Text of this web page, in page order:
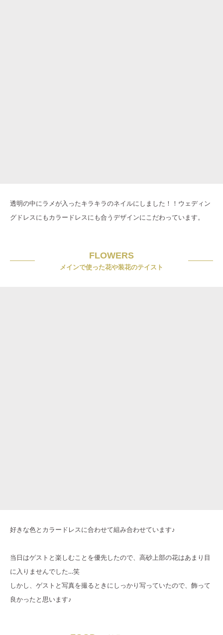
透明の中にラメが入ったキラキラのネイルにしました！！ウェディン
グドレスにもカラードレスにも合うデザインにこだわっています。
FLOWERS
メインで使った花や装花のテイスト
好きな色とカラードレスに合わせて組み合わせています♪
当日はゲストと楽しむことを優先したので、高砂上部の花はあまり目
に入りませんでした…笑
しかし、ゲストと写真を撮るときにしっかり写っていたので、飾って
良かったと思います♪